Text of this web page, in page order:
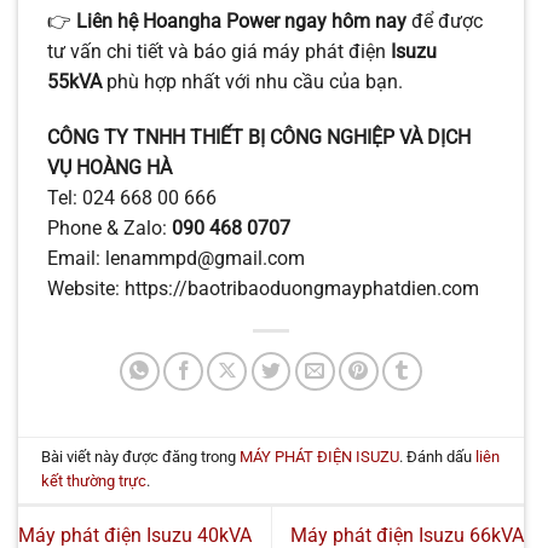
👉 Liên hệ Hoangha Power ngay hôm nay để được
tư vấn chi tiết và báo giá máy phát điện Isuzu
55kVAphù hợp nhất với nhu cầu của bạn.
CÔNG TY TNHH THIẾT BỊ CÔNG NGHIỆP VÀ DỊCH
VỤ HOÀNG HÀ
Tel: 024 668 00 666
Phone & Zalo: 090 468 0707
Email: lenammpd@gmail.com
Website: https://baotribaoduongmayphatdien.com
Bài viết này được đăng trong MÁY PHÁT ĐIỆN ISUZU. Đánh dấu liên
kết thường trực.
Máy phát điện Isuzu 40kVA Máy phát điện Isuzu 66kVA